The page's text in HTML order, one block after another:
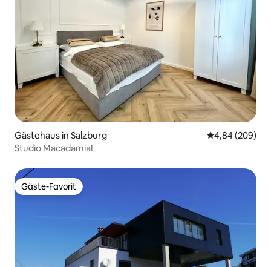
Gästehaus in Salzburg
4,84 (209)
Studio Macadamia!
Gäste-Favorit
Gäste-Favorit